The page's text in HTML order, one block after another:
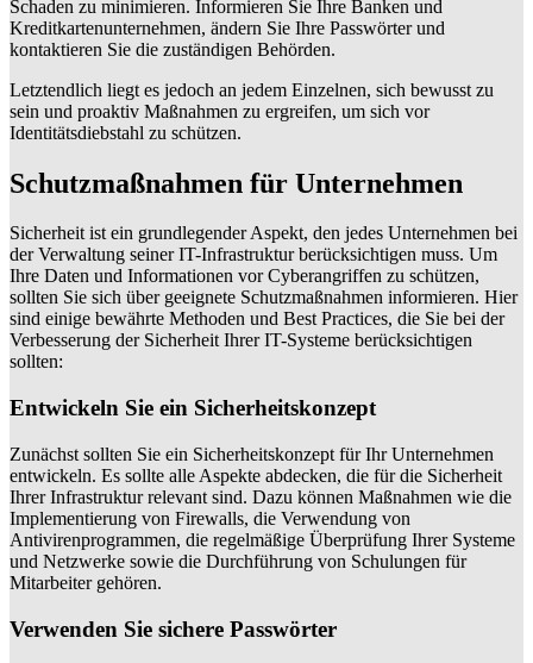
Schaden zu minimieren. Informieren Sie Ihre Banken und
Kreditkartenunternehmen, ändern Sie Ihre Passwörter und
kontaktieren Sie die zuständigen Behörden.
Letztendlich liegt es jedoch an jedem Einzelnen, sich bewusst zu
sein und proaktiv Maßnahmen zu ergreifen, um sich vor
Identitätsdiebstahl zu schützen.
Schutzmaßnahmen für Unternehmen
Sicherheit ist ein grundlegender Aspekt, den jedes Unternehmen bei
der Verwaltung seiner IT-Infrastruktur berücksichtigen muss. Um
Ihre Daten und Informationen vor Cyberangriffen zu schützen,
sollten Sie sich über geeignete Schutzmaßnahmen informieren. Hier
sind einige bewährte Methoden und Best Practices, die Sie bei der
Verbesserung der Sicherheit Ihrer IT-Systeme berücksichtigen
sollten:
Entwickeln Sie ein Sicherheitskonzept
Zunächst sollten Sie ein Sicherheitskonzept für Ihr Unternehmen
entwickeln. Es sollte alle Aspekte abdecken, die für die Sicherheit
Ihrer Infrastruktur relevant sind. Dazu können Maßnahmen wie die
Implementierung von Firewalls, die Verwendung von
Antivirenprogrammen, die regelmäßige Überprüfung Ihrer Systeme
und Netzwerke sowie die Durchführung von Schulungen für
Mitarbeiter gehören.
Verwenden Sie sichere Passwörter